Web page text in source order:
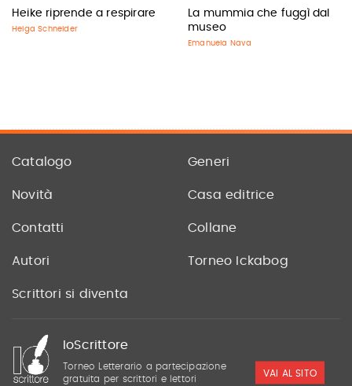
Heike riprende a respirare
Helga Schneider
La mummia che fuggì dal
museo
Emanuela Nava
Catalogo Generi
Novità Casa editrice
Contatti Collane
Autori Torneo Ickabog
Scrittori si diventa
IoScrittore
Torneo Letterario a partecipazione
gratuita per scrittori e lettori
VAI AL SITO